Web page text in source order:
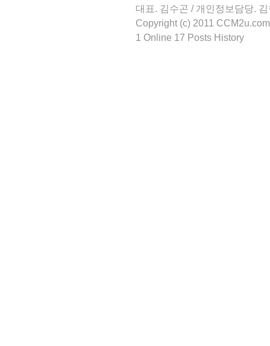
대표. 김수곤 / 개인정보담당.
Copyright (c) 2011
1 Online 17 Posts History